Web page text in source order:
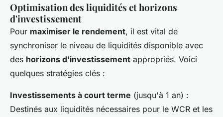
Optimisation des liquidités et horizons
d'investissement
Pour maximiser le rendement, il est vital de
synchroniser le niveau de liquidités disponible avec
des horizons d'investissement appropriés. Voici
quelques stratégies clés :
Investissements à court terme (jusqu'à 1 an) :
Destinés aux liquidités nécessaires pour le WCR et les